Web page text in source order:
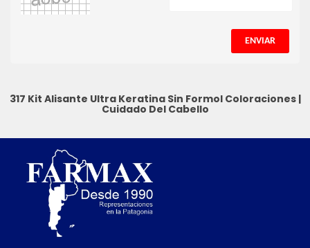
ENVIAR
317 Kit Alisante Ultra Keratina Sin Formol Coloraciones|
Cuidado Del Cabello